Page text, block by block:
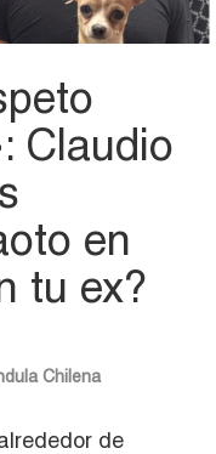
Claudio
en
tu ex?
Chilena
de